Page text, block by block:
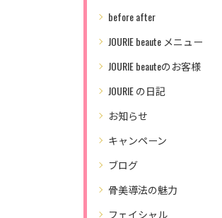
before after
JOURIE beaute メニュー
JOURIE beauteのお客様
JOURIE の日記
お知らせ
キャンペーン
ブログ
骨美導法の魅力
フェイシャル